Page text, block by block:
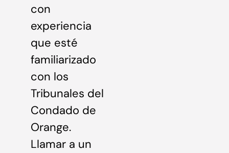
con
experiencia
que esté
familiarizado
con los
Tribunales del
Condado de
Orange.
Llamar a un